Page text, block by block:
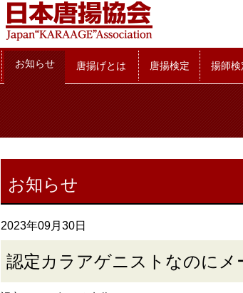
お知らせ 唐揚げとは 唐揚検定 揚師検
お知らせ
お知らせ
2023年09月30日
認定カラアゲニストなのにメ